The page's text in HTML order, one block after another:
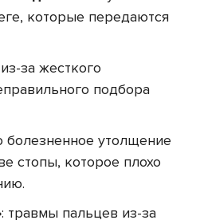
которые передаются
из-за жесткого
подбора
болезненное утолщение
стопы, которое плохо
: травмы пальцев из-за